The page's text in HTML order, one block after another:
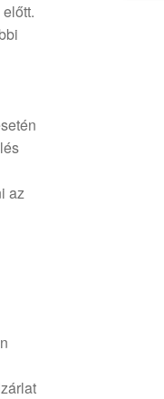
az